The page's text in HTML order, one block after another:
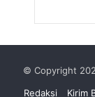
© Copyright
Redaksi
Kirim